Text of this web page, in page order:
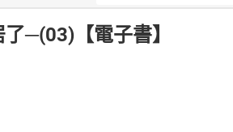
─(03)【電子書】